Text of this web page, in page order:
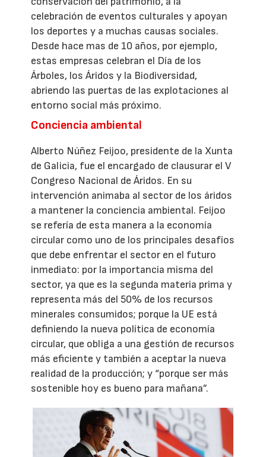
celebración de eventos culturales y apoyan
los deportes y a muchas causas sociales.
Desde hace mas de 10 años, por ejemplo,
estas empresas celebran el Día de los
Árboles, los Áridos y la Biodiversidad,
abriendo las puertas de las explotaciones al
entorno social más próximo.
Conciencia ambiental
Alberto Núñez Feijoo, presidente de la Xunta
de Galicia, fue el encargado de clausurar el V
Congreso Nacional de Áridos. En su
intervención animaba al sector de los áridos
a mantener la conciencia ambiental. Feijoo
se refería de esta manera a la economía
circular como uno de los principales desafíos
que debe enfrentar el sector en el futuro
inmediato: por la importancia misma del
sector, ya que es la segunda materia prima y
representa más del 50% de los recursos
minerales consumidos; porque la UE está
definiendo la nueva política de economía
circular, que obliga a una gestión de recursos
más eficiente y también a aceptar la nueva
realidad de la producción; y “porque ser más
sostenible hoy es bueno para mañana”.